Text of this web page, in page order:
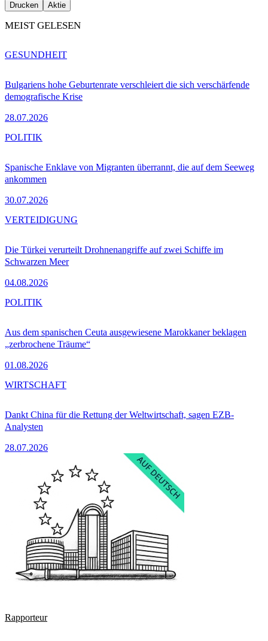
Drucken Aktie
MEIST GELESEN
Bulgariens hohe Geburtenrate verschleiert die sich verschärfende
demografische Krise
28.07.2026
GESUNDHEIT
Spanische Enklave von Migranten überrannt, die auf dem Seeweg
ankommen
30.07.2026
POLITIK
Die Türkei verurteilt Drohnenangriffe auf zwei Schiffe im
Schwarzen Meer
04.08.2026
VERTEIDIGUNG
Aus dem spanischen Ceuta ausgewiesene Marokkaner beklagen
„zerbrochene Träume“
01.08.2026
POLITIK
Dankt China für die Rettung der Weltwirtschaft, sagen EZB-
Analysten
28.07.2026
WIRTSCHAFT
Rapporteur